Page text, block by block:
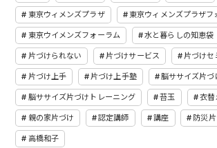
東京ウィメンズプラザ 東京ウィメンズプラザフ
東京ウイメンズフォーラム 水と暮らしの知恵袋
片づけられない 片づけサービス 片づけセ
片づけ上手 片づけ上手塾 脳ササイズ片づ
脳ササイズ片づけトレーニング 苔玉 衣替
親の家片づけ 認定講師 講座 防災
高橋和子